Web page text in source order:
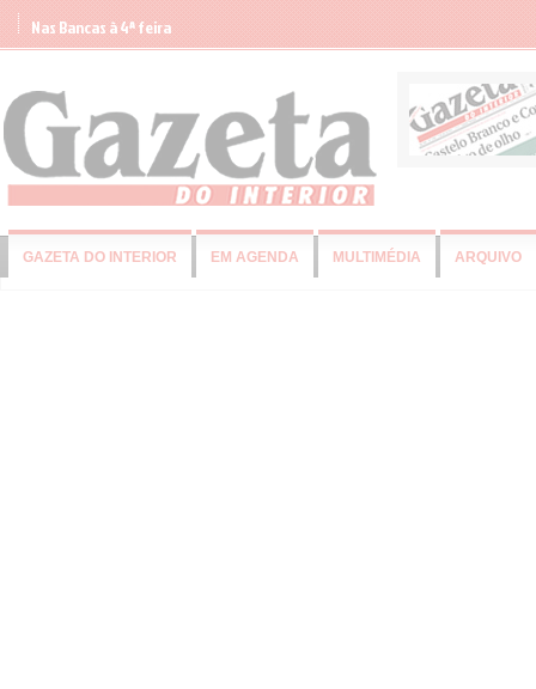
Nas Bancas à 4ª feira
GAZETA DO INTERIOR EM AGENDA MULTIMÉDIA ARQUIVO